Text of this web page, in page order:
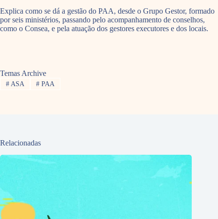
Explica como se dá a gestão do PAA, desde o Grupo Gestor, formado
por seis ministérios, passando pelo acompanhamento de conselhos,
como o Consea, e pela atuação dos gestores executores e dos locais.
Temas Archive
#ASA #PAA
Relacionadas